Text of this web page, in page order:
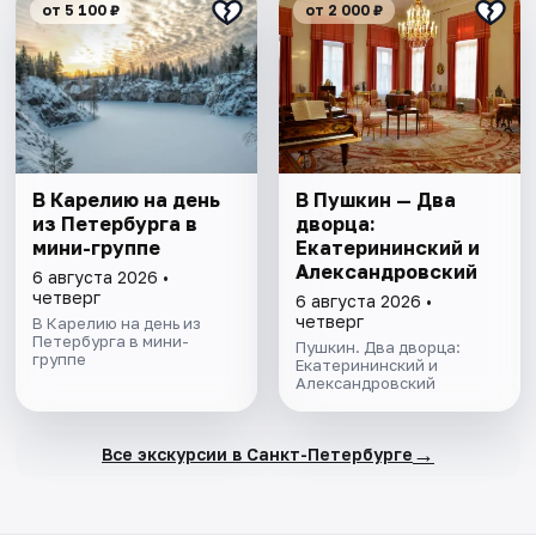
от 5 100 ₽
В Карелию на день
из Петербурга в
мини-группе
6 августа 2026 •
четверг
В Карелию на день из
Петербурга в мини-
группе
от 2 000 ₽
В Пушкин — Два
дворца:
Екатерининский и
Александровский
6 августа 2026 •
четверг
Пушкин. Два дворца:
Екатерининский и
Александровский
Все экскурсии в Санкт-Петербурге →